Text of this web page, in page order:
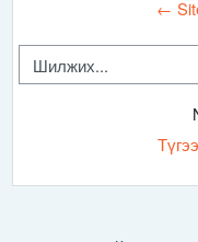
←
Шилжих...